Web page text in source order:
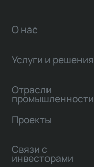
О нас
Услуги и решения
Отрасли
промышленности
Проекты
Связи с
инвесторами